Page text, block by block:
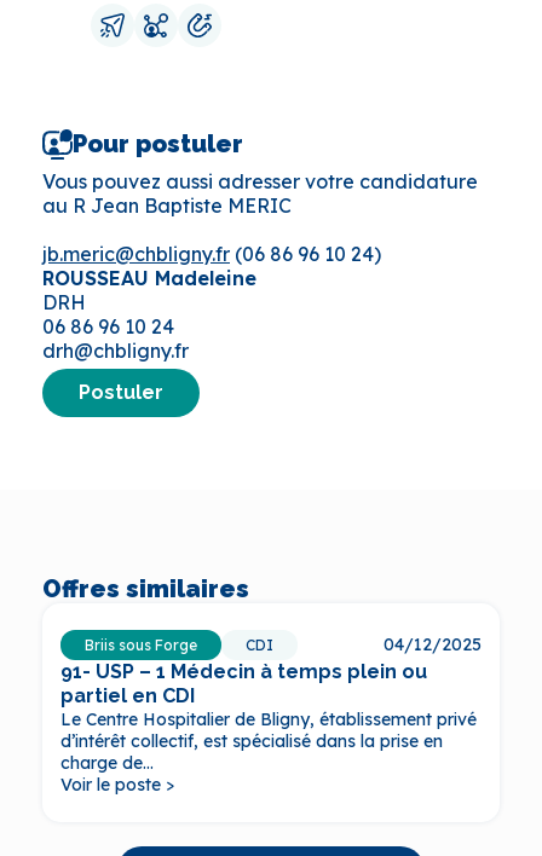
Pour postuler
Vous pouvez aussi adresser votre candidature
au R Jean Baptiste MERIC
jb.meric@chbligny.fr (06 86 96 10 24)
ROUSSEAU Madeleine
DRH
06 86 96 10 24
drh@chbligny.fr
Postuler
Offres similaires
Briis sous Forge CDI 04/12/2025
91- USP – 1 Médecin à temps plein ou
partiel en CDI
Le Centre Hospitalier de Bligny, établissement privé
d’intérêt collectif, est spécialisé dans la prise en
charge de...
Voir le poste >